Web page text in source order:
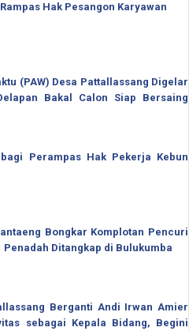
Rampas Hak Pesangon Karyawan
(PAW) Desa Pattallassang Digelar
Bakal Calon Siap Bersaing
Perampas Hak Pekerja Kebun
Bongkar Komplotan Pencuri
Penadah Ditangkap di Bulukumba
Berganti Andi Irwan Amier
sebagai Kepala Bidang, Begini